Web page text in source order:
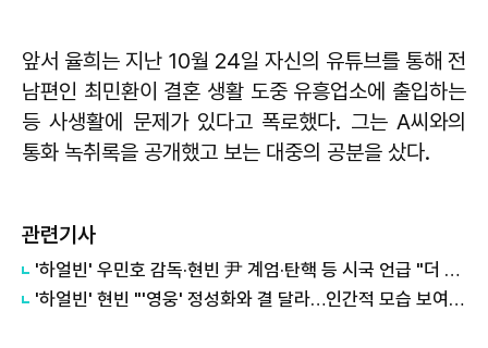
앞서 율희는 지난 10월 24일 자신의 유튜브를 통해 전
남편인 최민환이 결혼 생활 도중 유흥업소에 출입하는
등 사생활에 문제가 있다고 폭로했다. 그는 A씨와의
통화 녹취록을 공개했고 보는 대중의 공분을 샀다.
관련기사
'하얼빈' 우민호 감독·현빈 尹 계엄·탄핵 등 시국 언급 "더 나은 내일 있을 것"
'하얼빈' 현빈 "'영웅' 정성화와 결 달라…인간적 모습 보여주려 노력"